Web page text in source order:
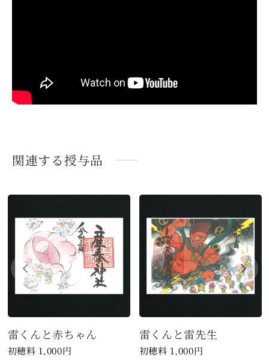
関連する授与品
雷くんと赤ちゃん
1,000円
雷くんと雷先生
1,000円